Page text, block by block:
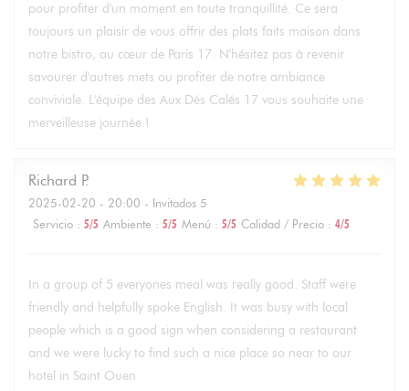
pour profiter d'un moment en toute tranquillité. Ce sera
toujours un plaisir de vous offrir des plats faits maison dans
notre bistro, au cœur de Paris 17. N'hésitez pas à revenir
savourer d'autres mets ou profiter de notre ambiance
conviviale. L'équipe des Aux Dés Calés 17 vous souhaite une
merveilleuse journée !
Richard P
2025-02-20 - 20:00 - Invitados 5
Servicio : 5/5 Ambiente : 5/5 Menú : 5/5 Calidad / Precio : 4/5
In a group of 5 everyones meal was really good. Staff were
friendly and helpfully spoke English. It was busy with local
people which is a good sign when considering a restaurant
and we were lucky to find such a nice place so near to our
hotel in Saint Ouen